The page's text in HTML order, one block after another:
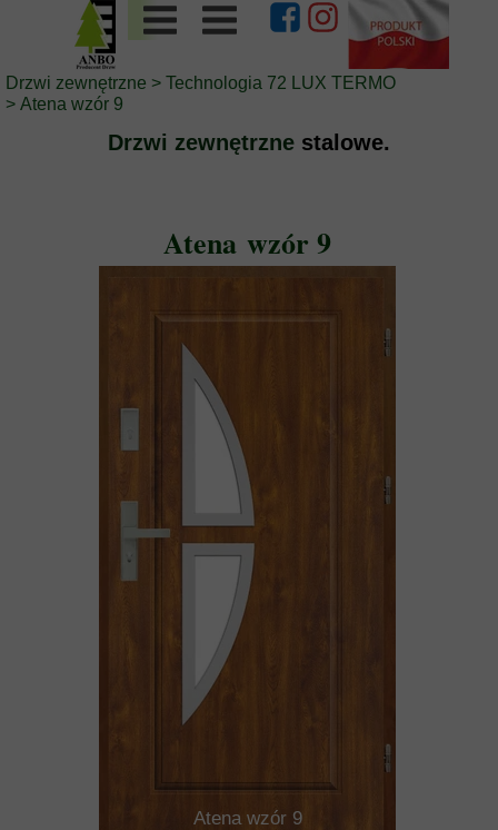
Drzwi zewnętrzne > Technologia 72 LUX TERMO
> Atena wzór 9
Drzwi zewnętrzne stalowe.
Atena wzór 9
Atena wzór 9